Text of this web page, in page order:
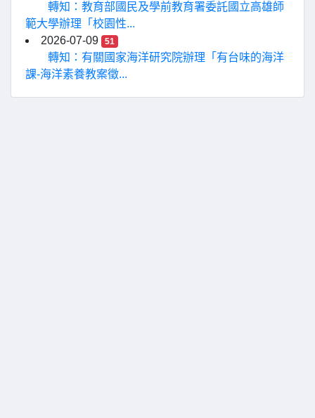
轉知：教育部國民及學前教育署委託國立高雄師
範大學辦理「校園性...
2026-07-09
51
轉知：有關國家海洋研究院辦理「有台味的海洋
課-海洋素養教案徵...